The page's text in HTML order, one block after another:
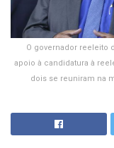
O governador reeleito
apoio à candidatura à
dois se reuniram na